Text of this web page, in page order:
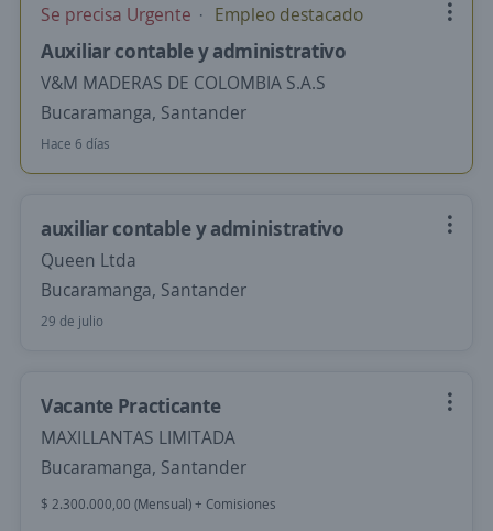
Se precisa Urgente Empleo destacado
Auxiliar contable y administrativo
V&M MADERAS DE COLOMBIA S.A.S
Bucaramanga, Santander
Hace 6 días
auxiliar contable y administrativo
Queen Ltda
Bucaramanga, Santander
29 de julio
Vacante Practicante
MAXILLANTAS LIMITADA
Bucaramanga, Santander
$ 2.300.000,00 (Mensual) + Comisiones